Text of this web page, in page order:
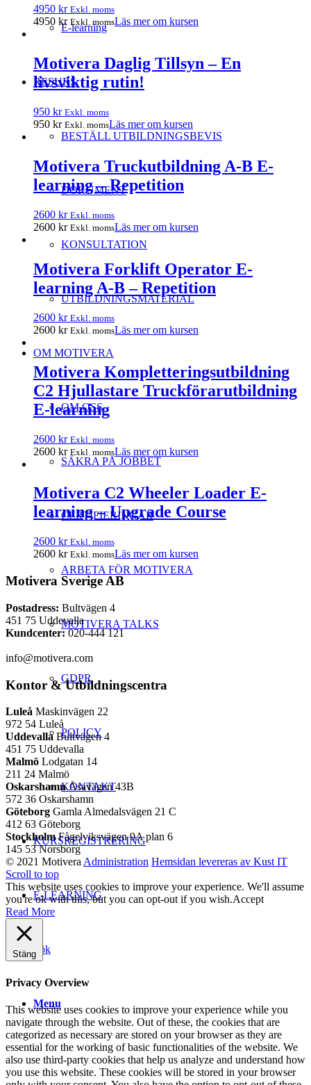
E-learning
RESURS
BESTÄLL UTBILDNINGSBEVIS
DOKUMENT
KONSULTATION
UTBILDNINGSMATERIAL
OM MOTIVERA
OM OSS
SÄKRA PÅ JOBBET
CERTIFIERINGAR
ARBETA FÖR MOTIVERA
MOTIVERA TALKS
GDPR
POLICY
KONTAKT
KURSREGISTRERING
E-LEARNING
Sök
Menu
4950 kr Exkl. moms
4950 kr Exkl. momsLäs mer om kursen
Motivera Daglig Tillsyn – En
livsviktig rutin!
950 kr Exkl. moms
950 kr Exkl. momsLäs mer om kursen
Motivera Truckutbildning A-B E-
learning – Repetition
2600 kr Exkl. moms
2600 kr Exkl. momsLäs mer om kursen
Motivera Forklift Operator E-
learning A-B – Repetition
2600 kr Exkl. moms
2600 kr Exkl. momsLäs mer om kursen
Motivera Kompletteringsutbildning
C2 Hjullastare Truckförarutbildning
E-learning
2600 kr Exkl. moms
2600 kr Exkl. momsLäs mer om kursen
Motivera C2 Wheeler Loader E-
learning – Upgrade Course
2600 kr Exkl. moms
2600 kr Exkl. momsLäs mer om kursen
Motivera Sverige AB
Postadress: Bultvägen 4
451 75 Uddevalla
Kundcenter:020-444 121
info@motivera.com
Kontor & Utbildningscentra
Luleå Maskinvägen 22
972 54 Luleå
UddevallaBultvägen 4
451 75 Uddevalla
Malmö Lodgatan 14
211 24 Malmö
OskarshamnÅsavägen 43B
572 36 Oskarshamn
Göteborg Gamla Almedalsvägen 21 C
412 63 Göteborg
StockholmFågelviksvägen 9A plan 6
145 53 Norsborg
© 2021 Motivera Administration Hemsidan levereras av Kust IT
Scroll to top
This website uses cookies to improve your experience. We'll assume
you're ok with this, but you can opt-out if you wish.Accept
Read More
Stäng
Privacy Overview
This website uses cookies to improve your experience while you
navigate through the website. Out of these, the cookies that are
categorized as necessary are stored on your browser as they are
essential for the working of basic functionalities of the website. We
also use third-party cookies that help us analyze and understand how
you use this website. These cookies will be stored in your browser